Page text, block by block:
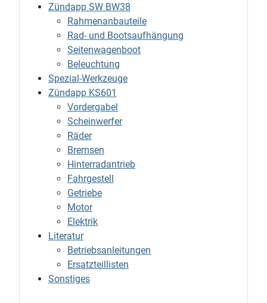
Zündapp SW BW38
Rahmenanbauteile
Rad- und Bootsaufhängung
Seitenwagenboot
Beleuchtung
Spezial-Werkzeuge
Zündapp KS601
Vordergabel
Scheinwerfer
Räder
Bremsen
Hinterradantrieb
Fahrgestell
Getriebe
Motor
Elektrik
Literatur
Betriebsanleitungen
Ersatzteillisten
Sonstiges